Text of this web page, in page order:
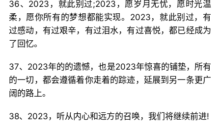
36、2023，就此别过;2023，愿岁月无忧，愿时光温
柔，愿你所有的梦想都能实现。2023，就此别过，有
过感动，有过艰辛，有过泪水，有过喜悦，都已经成为
了回忆。
37、2023年的的遗憾，也是2023年惊喜的铺垫，所有
的一切，都会遵循着你走着的踪迹，延展到另一条更广
阔的路上。
38、2023，听从内心和远方的召唤，我们将继续前进!